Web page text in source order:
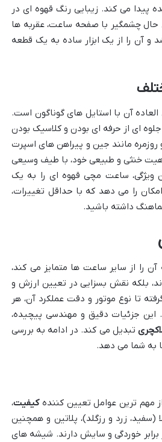
پیدا می کند. زیبایی رنگ قهوه ای در
چشمگیر با صفحه ساعت، عقربه ها
آن را از یک ابزار ساده به یک قطعه
آن با استایل های گوناگون است.
ای از حرفه ای بودن و کلاسیک بودن
مانند جین و پیراهن های اسپرت
خنثی و طبیعی خود، با طیف وسیعی
ویژگی، ساعت مچی قهوه ای را به یک
را می دهد که با حداقل تغییرات،
داشته باشید.
را از سایر ساعت ها متمایز می کند،
بلکه نقش بسزایی در تعیین ارزش و
تا نوع موتور و دقت عملکرد آن، هر
جزئیات دقیق و مهندسی پیچیده،
تبدیل می کند. در ادامه به بررسی
به شما می دهد.
مهم ترین عوامل تعیین کنندهکیفیت،
زرد و رزگلد)، پلاتین و همچنین
خوردگی و سایش دارند. شیشه های